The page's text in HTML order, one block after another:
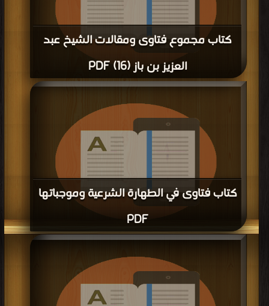
كتاب مجموع فتاوى ومقالات الشيخ عبد
العزيز بن باز (16) PDF
قراءة و تحميل كتاب كتاب مجموع فتاوى ومقالات الشيخ عبد العزيز بن باز (16) PDF
كتب في جديد| التحميل : مرة/مرات
كتاب فتاوى في الطهارة الشرعية وموجباتها
PDF
قراءة و تحميل كتاب كتاب فتاوى في الطهارة الشرعية وموجباتها PDF مجانا | مكتبة >
كتب في لينكات مباشرة| التحميل : مرة/مرات